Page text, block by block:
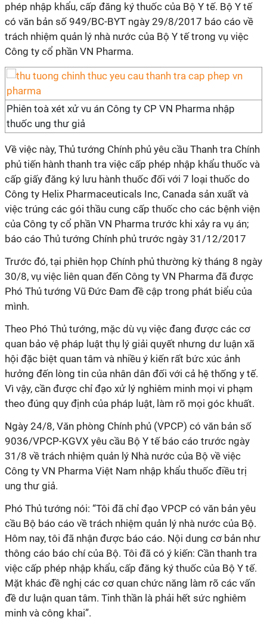
phép nhập khẩu, cấp đăng ký thuốc của Bộ Y tế. Bộ Y tế
có văn bản số 949/BC-BYT ngày 29/8/2017 báo cáo về
trách nhiệm quản lý nhà nước của Bộ Y tế trong vụ việc
Công ty cổ phần VN Pharma.
Phiên toà xét xử vu án Công ty CP VN Pharma nhập
thuốc ung thư giả
Về việc này, Thủ tướng Chính phủ yêu cầu Thanh tra Chính
phủ tiến hành thanh tra việc cấp phép nhập khẩu thuốc và
cấp giấy đăng ký lưu hành thuốc đối với 7 loại thuốc do
Công ty Helix Pharmaceuticals Inc, Canada sản xuất và
việc trúng các gói thầu cung cấp thuốc cho các bệnh viện
của Công ty cổ phần VN Pharma trước khi xảy ra vụ án;
báo cáo Thủ tướng Chính phủ trước ngày 31/12/2017
Trước đó, tại phiên họp Chính phủ thường kỳ tháng 8 ngày
30/8, vụ việc liên quan đến Công ty VN Pharma đã được
Phó Thủ tướng Vũ Đức Đam đề cập trong phát biểu của
mình.
Theo Phó Thủ tướng, mặc dù vụ việc đang được các cơ
quan bảo vệ pháp luật thụ lý giải quyết nhưng dư luận xã
hội đặc biệt quan tâm và nhiều ý kiến rất bức xúc ảnh
hưởng đến lòng tin của nhân dân đối với cả hệ thống y tế.
Vì vậy, cần được chỉ đạo xử lý nghiêm minh mọi vi phạm
theo đúng quy định của pháp luật, làm rõ mọi góc khuất.
Ngày 24/8, Văn phòng Chính phủ (VPCP) có văn bản số
9036/VPCP-KGVX yêu cầu Bộ Y tế báo cáo trước ngày
31/8 về trách nhiệm quản lý Nhà nước của Bộ về việc
Công ty VN Pharma Việt Nam nhập khẩu thuốc điều trị
ung thư giả.
Phó Thủ tướng nói: “Tôi đã chỉ đạo VPCP có văn bản yêu
cầu Bộ báo cáo về trách nhiệm quản lý nhà nước của Bộ.
Hôm nay, tôi đã nhận được báo cáo. Nội dung cơ bản như
thông cáo báo chí của Bộ. Tôi đã có ý kiến: Cần thanh tra
việc cấp phép nhập khẩu, cấp đăng ký thuốc của Bộ Y tế.
Mặt khác đề nghị các cơ quan chức năng làm rõ các vấn
đề dư luận quan tâm. Tinh thần là phải hết sức nghiêm
minh và công khai”.